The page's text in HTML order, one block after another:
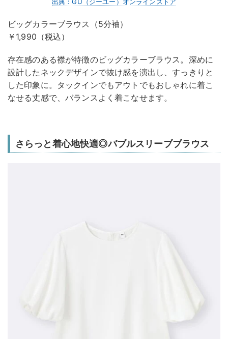
ビッグカラーブラウス（5分袖）
￥1,990（税込）
存在感のある襟が特徴のビッグカラーブラウス。深めに
設計したネックデザインで抜け感を演出し、すっきりと
した印象に。タックインでもアウトでもおしゃれに着こ
なせる丈感で、バランスよく着こなせます。
さらっと着心地快適◎バブルスリーブブラウス